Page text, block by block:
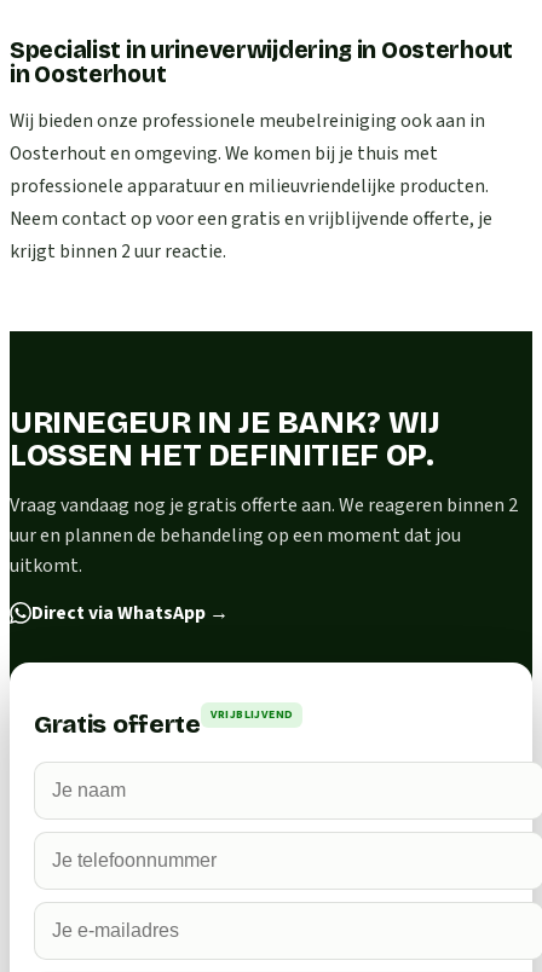
Specialist in urineverwijdering in Oosterhout
inOosterhout
Wij bieden onze professionele meubelreiniging ook aan in
Oosterhout en omgeving. We komen bij je thuis met
professionele apparatuur en milieuvriendelijke producten.
Neem contact op voor een gratis en vrijblijvende offerte, je
krijgt binnen 2 uur reactie.
URINEGEUR IN JE BANK? WIJ
LOSSEN HET DEFINITIEF OP.
Vraag vandaag nog je gratis offerte aan. We reageren binnen 2
uur en plannen de behandeling op een moment dat jou
uitkomt.
Direct via WhatsApp →
Gratis offerte VRIJBLIJVEND